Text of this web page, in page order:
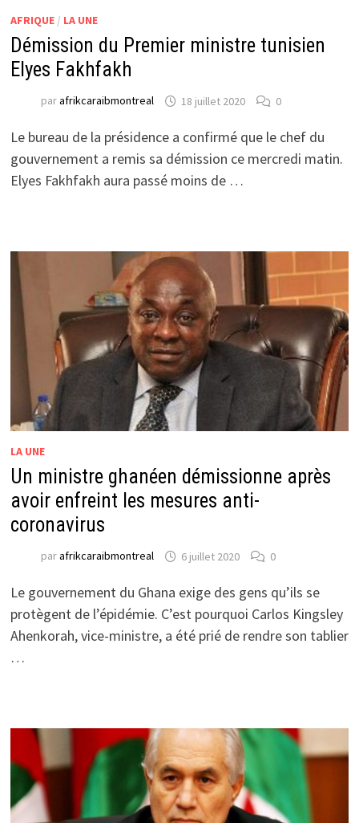
AFRIQUE/ LA UNE
Démission du Premier ministre tunisien
Elyes Fakhfakh
parafrikcaraibmontreal 18 juillet 2020 0
Le bureau de la présidence a confirmé que le chef du
gouvernement a remis sa démission ce mercredi matin.
Elyes Fakhfakh aura passé moins de …
LA UNE
Un ministre ghanéen démissionne après
avoir enfreint les mesures anti-
coronavirus
parafrikcaraibmontreal 6 juillet 2020 0
Le gouvernement du Ghana exige des gens qu’ils se
protègent de l’épidémie. C’est pourquoi Carlos Kingsley
Ahenkorah, vice-ministre, a été prié de rendre son tablier
…